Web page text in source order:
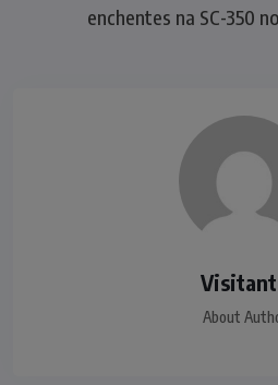
enchentes na SC-350
About